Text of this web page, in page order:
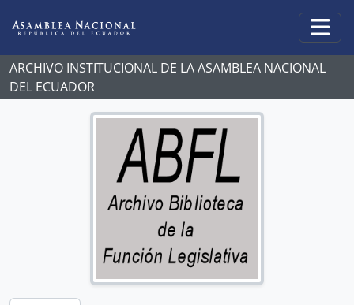
ARCHIVO INSTITUCIONAL DE LA ASAMBLEA NACIONAL
DEL ECUADOR